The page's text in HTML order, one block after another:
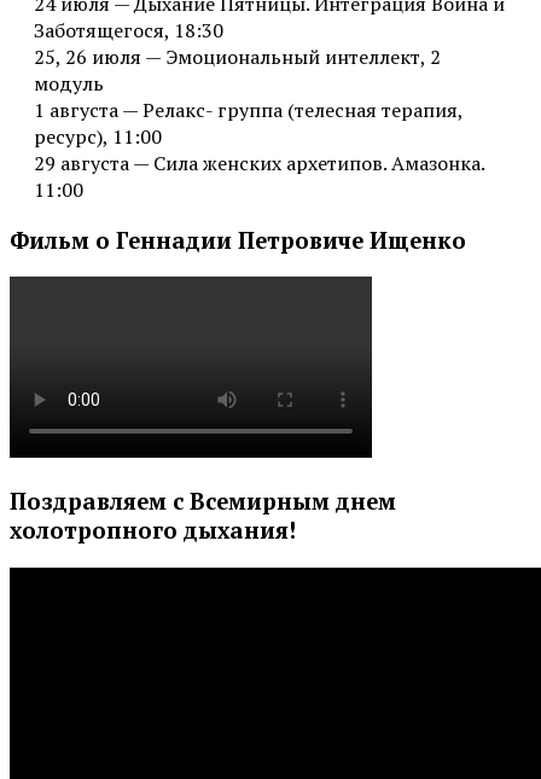
Заботящегося, 18:30
25, 26 июля — Эмоциональный интеллект, 2
модуль
1 августа — Релакс- группа (телесная терапия,
ресурс), 11:00
29 августа — Сила женских архетипов. Амазонка.
11:00
Фильм о Геннадии Петровиче Ищенко
Поздравляем с Всемирным днем
холотропного дыхания!